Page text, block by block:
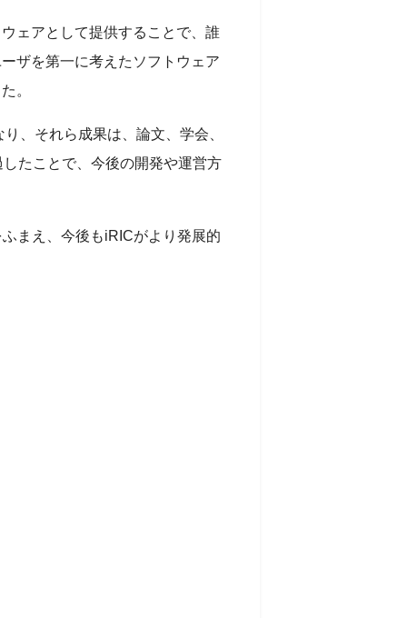
ェアとして提供することで、誰
ザを第一に考えたソフトウェア
。
、それら成果は、論文、学会、
たことで、今後の開発や運営方
まえ、今後もiRICがより発展的